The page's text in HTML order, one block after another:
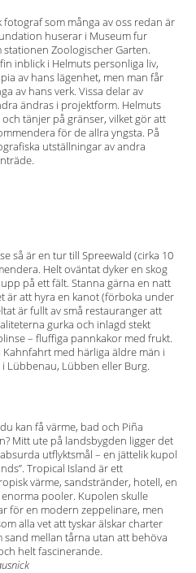
som många av oss redan är
huserar i Museum fur
Zoologischer Garten.
inblick i Helmuts personliga liv,
av hans lägenhet, men man får
av hans verk. Vissa delar av
ändras i projektform. Helmuts
tänjer på gränser, vilket gör att
för de allra yngsta. På
utställningar av andra
så är en tur till Spreewald (cirka 10
Helt oväntat dyker en skog
på ett fält. Stanna gärna en natt
är att hyra en kanot (förboka under
är fullt av små restauranger att
gurka och inlagd stekt
– fluffiga pannkakor med frukt.
med härliga äldre män i
Lübbenau, Lübben eller Burg.
kan få värme, bad och Piña
Mitt ute på landsbygden ligger det
utflyktsmål – en jättelik kupol
Tropical Island är ett
värme, sandstränder, hotell, en
pooler. Kupolen skulle
för en modern zeppelinare, men
alla vet att tyskar älskar charter
mellan tårna utan att behöva
helt fascinerande.